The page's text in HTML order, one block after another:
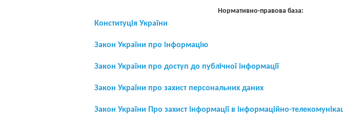
Нормативно-правова база:
Конституція України
Закон України про інформацію
Закон України про доступ до публічної інформації
Закон України про захист персональних даних
Закон України Про захист інформації в інформаційно-